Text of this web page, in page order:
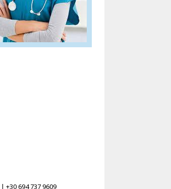
| +30 694 737 9609